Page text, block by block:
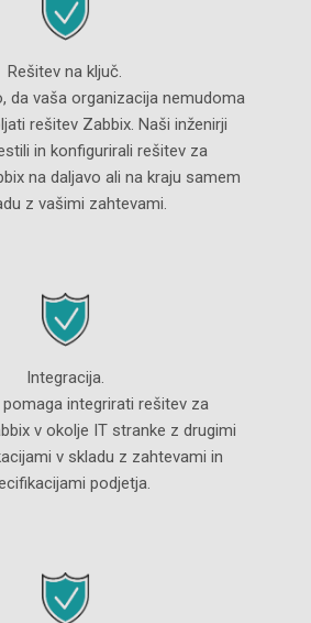
Rešitev na ključ.
da vaša organizacija nemudoma
rešitev Zabbix. Naši inženirji
in konfigurirali rešitev za
na daljavo ali na kraju samem
z vašimi zahtevami.
Integracija.
integrirati rešitev za
v okolje IT stranke z drugimi
v skladu z zahtevami in
podjetja.